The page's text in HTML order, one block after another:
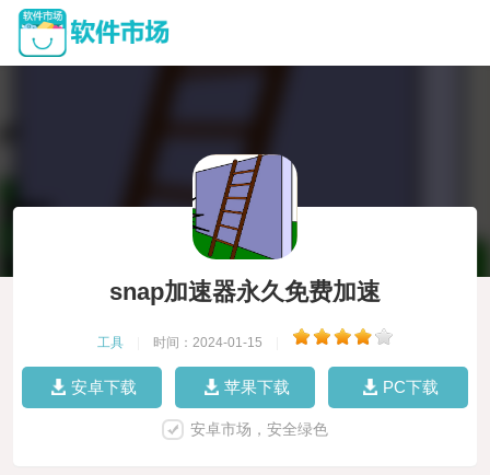
snap加速器永久免费加速
工具 时间：2024-01-15
安卓下载 苹果下载 PC下载
安卓市场，安全绿色